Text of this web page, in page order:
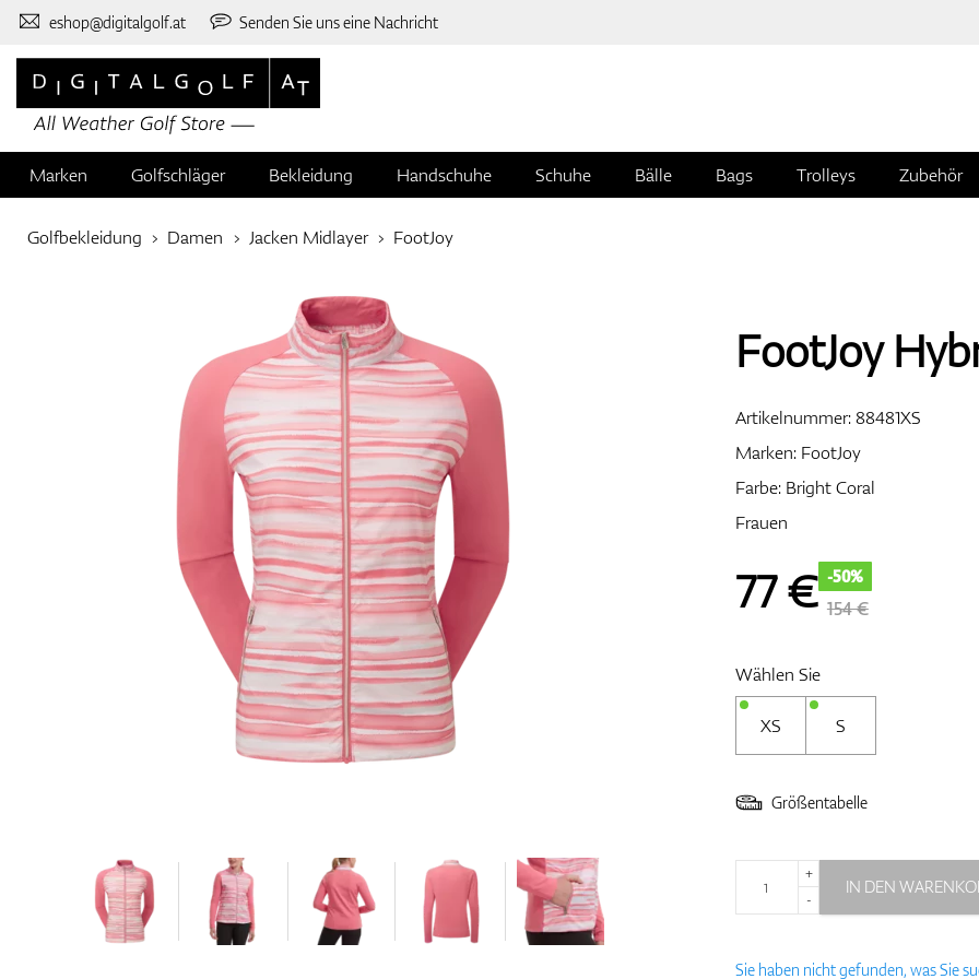
eshop@digitalgolf.at Senden Sie uns eine Nachricht
Marken Golfschläger Bekleidung Handschuhe Schuhe Bälle Bags Trolleys Zubehör
Golfbekleidung Damen Jacken Midlayer FootJoy
FootJoy
Artikelnummer:88481XS
Marken: FootJoy
Farbe: Bright Coral
Frauen
77€ -50%
154 €
Wählen Sie
XS S
Größentabelle
+
-
IN DEN
Sie haben nicht gefunden, was Sie